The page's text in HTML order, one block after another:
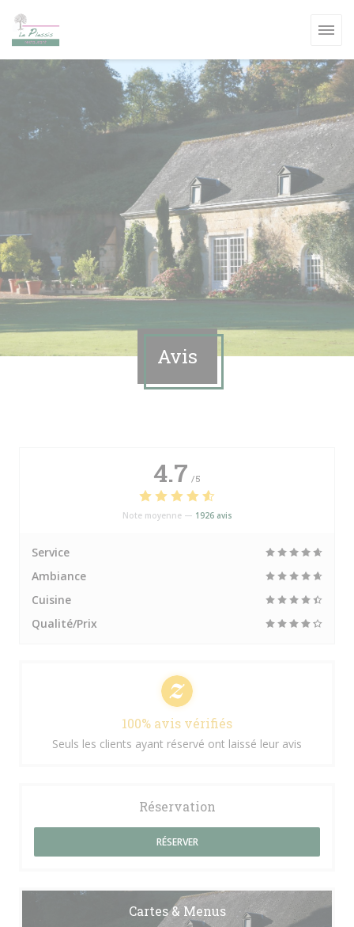
FENÊTRE))
FENÊTRE))
Avis
4.7 /5
Note moyenne — 1926 avis
Service
Ambiance
Cuisine
Qualité/Prix
100% avis vérifiés
Seuls les clients ayant réservé ont laissé leur avis
Réservation
RÉSERVER
Cartes & Menus